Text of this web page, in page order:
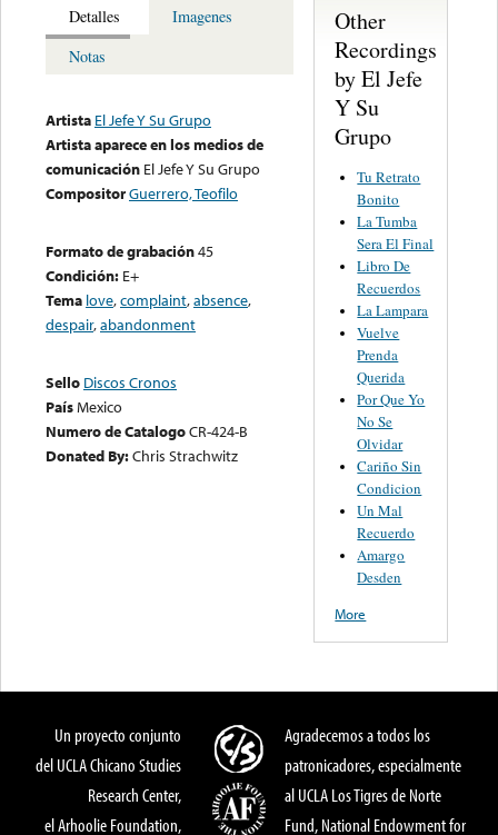
Detalles
Imagenes
Notas
Artista El Jefe Y Su Grupo
Artista aparece en los medios de
comunicación El Jefe Y Su Grupo
CompositorGuerrero, Teofilo
Formato de grabación45
Condición: E+
Tema love,complaint,absence,
despair,abandonment
Sello Discos Cronos
PaísMexico
Numero de CatalogoCR-424-B
Donated By:Chris Strachwitz
Other
Recordings
by El Jefe
Y Su
Grupo
Tu Retrato
Bonito
La Tumba
Sera El Final
Libro De
Recuerdos
La Lampara
Vuelve
Prenda
Querida
Por Que Yo
No Se
Olvidar
Cariño Sin
Condicion
Un Mal
Recuerdo
Amargo
Desden
More
Un proyecto conjunto
del UCLA Chicano Studies
Research Center,
el Arhoolie Foundation,
Agradecemos a todos los
patronicadores, especialmente
al UCLA Los Tigres de Norte
Fund, National Endowment for